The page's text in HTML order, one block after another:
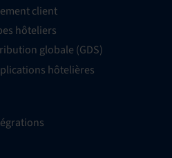
client
hôteliers
globale (GDS)
hôtelières